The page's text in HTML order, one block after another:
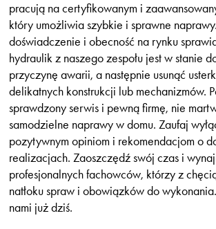
pracują na certyfikowanym i
który umożliwia szybkie i sprawne
doświadczenie i obecność na rynku
hydraulik z naszego zespołu jest w stanie
przyczynę awarii, a następnie usunąć
delikatnych konstrukcji lub mechanizmów.
sprawdzony serwis i pewną firmę, nie
samodzielne naprawy w domu. Zaufaj
pozytywnym opiniom i rekomendacjom o
realizacjach. Zaoszczędź swój czas i
profesjonalnych fachowców, którzy z
natłoku spraw i obowiązków do
nami już dziś.